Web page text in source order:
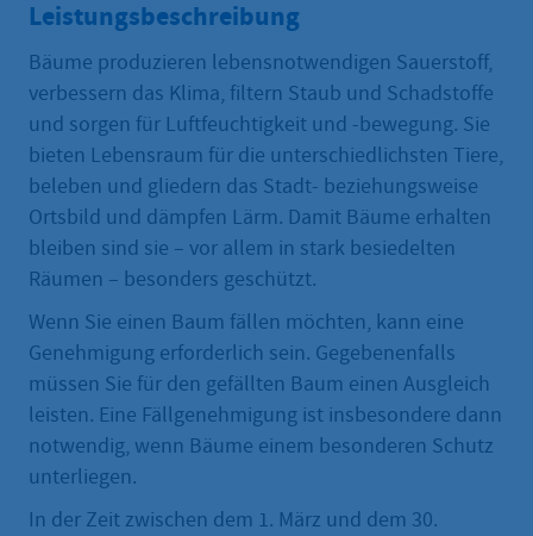
Leistungsbeschreibung
Bäume produzieren lebensnotwendigen Sauerstoff,
verbessern das Klima, filtern Staub und Schadstoffe
und sorgen für Luftfeuchtigkeit und -bewegung. Sie
bieten Lebensraum für die unterschiedlichsten Tiere,
beleben und gliedern das Stadt- beziehungsweise
Ortsbild und dämpfen Lärm. Damit Bäume erhalten
bleiben sind sie – vor allem in stark besiedelten
Räumen – besonders geschützt.
Wenn Sie einen Baum fällen möchten, kann eine
Genehmigung erforderlich sein. Gegebenenfalls
müssen Sie für den gefällten Baum einen Ausgleich
leisten. Eine Fällgenehmigung ist insbesondere dann
notwendig, wenn Bäume einem besonderen Schutz
unterliegen.
In der Zeit zwischen dem 1. März und dem 30.